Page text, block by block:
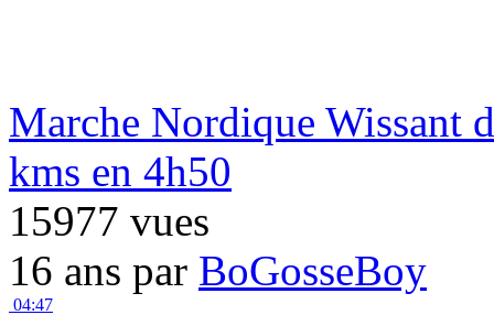
Marche Nordique Wissant
kms en 4h50
15977 vues
16 ans par BoGosseBoy
04:47